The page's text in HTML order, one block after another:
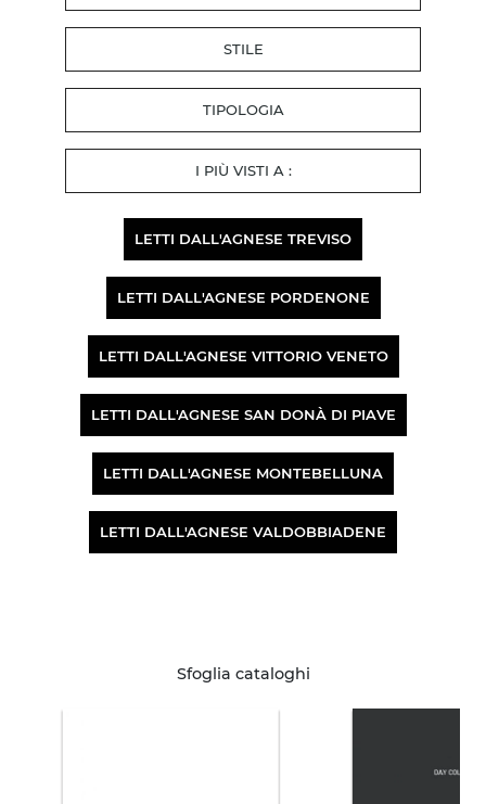
STILE
TIPOLOGIA
I PIÙ VISTI A :
LETTI DALL'AGNESE TREVISO
LETTI DALL'AGNESE PORDENONE
LETTI DALL'AGNESE VITTORIO VENETO
LETTI DALL'AGNESE SAN DONÀ DI PIAVE
LETTI DALL'AGNESE MONTEBELLUNA
LETTI DALL'AGNESE VALDOBBIADENE
Sfoglia cataloghi